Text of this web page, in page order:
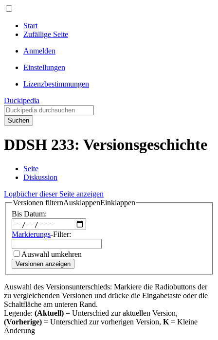
Start
Zufällige Seite
Anmelden
Einstellungen
Lizenzbestimmungen
Duckipedia
Suchen
DDSH 233: Versionsgeschichte
Seite
Diskussion
Logbücher dieser Seite anzeigen
Versionen filternAusklappenEinklappen
Bis Datum:
Markierungs-Filter:
Auswahl umkehren
Versionen anzeigen
Auswahl des Versionsunterschieds: Markiere die Radiobuttons der
zu vergleichenden Versionen und drücke die Eingabetaste oder die
Schaltfläche am unteren Rand.
Legende: (Aktuell) = Unterschied zur aktuellen Version,
(Vorherige) = Unterschied zur vorherigen Version, K= Kleine
Änderung